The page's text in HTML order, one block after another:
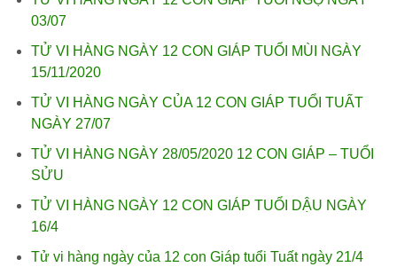
03/07
TỬ VI HÀNG NGÀY 12 CON GIÁP TUỔI MÙI NGÀY
15/11/2020
TỬ VI HÀNG NGÀY CỦA 12 CON GIÁP TUỔI TUẤT
NGÀY 27/07
TỬ VI HÀNG NGÀY 28/05/2020 12 CON GIÁP – TUỔI
SỬU
TỬ VI HÀNG NGÀY 12 CON GIÁP TUỔI DẬU NGÀY
16/4
Tử vi hàng ngày của 12 con Giáp tuổi Tuất ngày 21/4